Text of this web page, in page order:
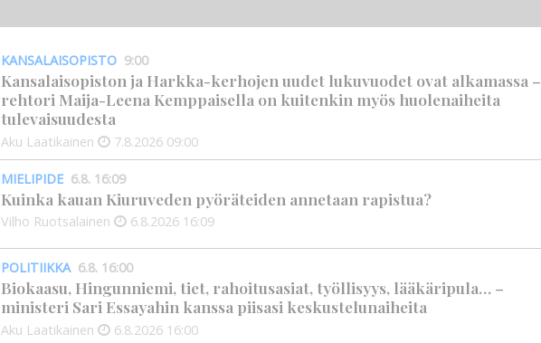
KANSALAISOPISTO 9:00
Kansalaisopiston ja Harkka-kerhojen uudet lukuvuodet ovat alkamassa –
rehtori Maija-Leena Kemppaisella on kuitenkin myös huolenaiheita
tulevaisuudesta
Aku Laatikainen 7.8.2026 09:00
MIELIPIDE 6.8. 16:09
Kuinka kauan Kiuruveden pyöräteiden annetaan rapistua?
Vilho Ruotsalainen 6.8.2026 16:09
POLITIIKKA 6.8. 16:00
Biokaasu, Hingunniemi, tiet, rahoitusasiat, työllisyys, lääkäripula… –
ministeri Sari Essayahin kanssa piisasi keskustelunaiheita
Aku Laatikainen 6.8.2026 16:00